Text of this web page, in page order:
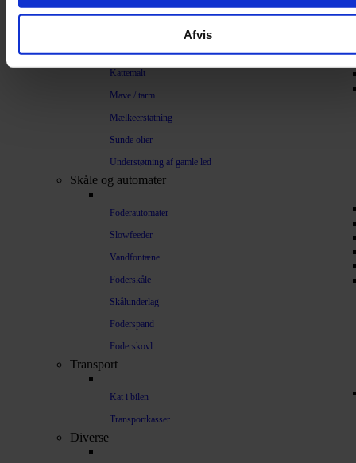
Afvis
Beroligende
Kattegræs
Kattemalt
Mave / tarm
Mælkeerstatning
Sunde olier
Understøtning af gamle led
Skåle og automater
Foderautomater
Slowfeeder
Vandfontæne
Foderskåle
Skålunderlag
Foderspand
Foderskovl
Transport
Kat i bilen
Transportkasser
Diverse